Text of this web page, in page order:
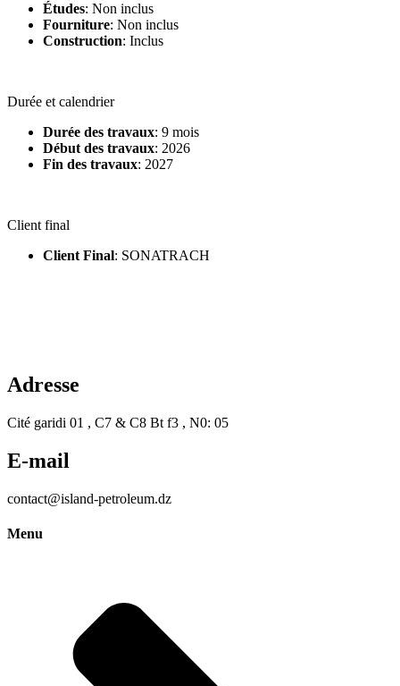
Études: Non inclus
Fourniture: Non inclus
Construction: Inclus
Durée et calendrier
Durée des travaux: 9 mois
Début des travaux: 2026
Fin des travaux: 2027
Client final
Client Final: SONATRACH
Adresse
Cité garidi 01 , C7 & C8 Bt f3 , N0: 05
E-mail
contact@island-petroleum.dz
Menu